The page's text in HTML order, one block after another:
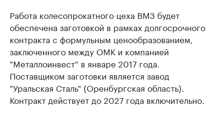
Работа колесопрокатного цеха ВМЗ будет
обеспечена заготовкой в рамках долгосрочного
контракта с формульным ценообразованием,
заключенного между ОМК и компанией
"Металлоинвест" в январе 2017 года.
Поставщиком заготовки является завод
"Уральская Сталь" (Оренбургская область).
Контракт действует до 2027 года включительно.